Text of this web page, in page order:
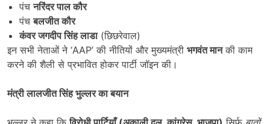
पंचनरिंदर पाल कौर
पंचबलजीत कौर
कंवर जगदीप सिंह लाडा(छिछरेवाल)
इन सभी नेताओं ने ‘AAP’ की नीतियों और मुख्यमंत्री भगवंत मानकी काम
करने की शैली से प्रभावित होकर पार्टी जॉइन की।
मंत्री लालजीत सिंह भुल्लर का बयान